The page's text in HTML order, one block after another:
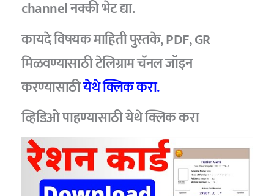
channel नक्की भेट द्या.
कायदे विषयक माहिती पुस्तके, PDF, GR
मिळवण्यासाठी टेलिग्राम चॅनल जॉइन
करण्यासाठीयेथे क्लिक करा.
व्हिडिओ पाहण्यासाठीयेथे क्लिक करा